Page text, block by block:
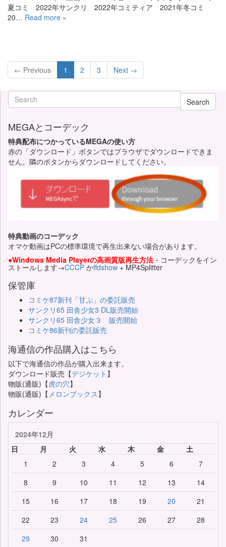
夏コミ 2022年サンクリ 2022年コミティア 2021年冬コミ
20… Read more »
← Previous 1 2 3 Next →
Search
MEGAとコーデック
特典配布につかっているMEGAの使い方
赤の「ダウンロード」ボタンではブラウザでダウンロードできま
せん。隣のボタンからダウンロードしてください。
特典動画のコーデック
オマケ動画はPCの標準環境で再生出来ない場合があります。
●Windows Media Playerの高画質版再生方法 ・コーデックをイン
ストールします→CCCP かffdshow + MP4Splitter
保管庫
コミケ87新刊「甘ぷ」の委託販売
サンクリ65 田舎少女3 DL販売開始
サンクリ65 田舎少女３ 販売開始
コミケ86新刊の委託販売
海通信の作品購入はこちら
以下で海通信の作品が購入出来ます。
ダウンロード販売【デジケット 】
物販(通販)【虎の穴】
物販(通販)【 メロンブックス 】
カレンダー
2024年12月
日
月 火 水 木 金
土
1
2 3 4 5 6
7
8
9 10 11 12 13
14
15
16 17 18 19 20
21
22
23 24 25 26 27
28
29
30
31